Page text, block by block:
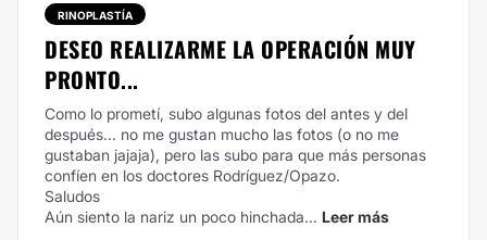
RINOPLASTÍA
DESEO REALIZARME LA OPERACIÓN MUY
PRONTO...
Como lo prometí, subo algunas fotos del antes y del
después... no me gustan mucho las fotos (o no me
gustaban jajaja), pero las subo para que más personas
confíen en los doctores Rodríguez/Opazo.
Saludos
Aún siento la nariz un poco hinchada... Leer más